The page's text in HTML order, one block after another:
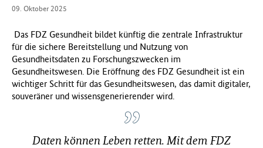
e
u
m
f
ü
r
09. Oktober 2025
Das FDZ Gesundheit bildet künftig die zentrale Infrastruktur
für die sichere Bereitstellung und Nutzung von
Gesundheitsdaten zu Forschungszwecken im
Gesundheitswesen. Die Eröffnung des FDZ Gesundheit ist ein
wichtiger Schritt für das Gesundheitswesen, das damit digitaler,
souveräner und wissensgenerierender wird.
Daten können Leben retten. Mit dem FDZ